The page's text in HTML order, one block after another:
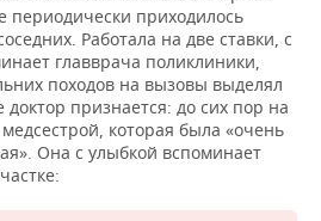
периодически приходилось
Работала на две ставки, с
главврача поликлиники,
походов на вызовы выделял
признается: до сих пор на
которая была «очень
Она с улыбкой вспоминает